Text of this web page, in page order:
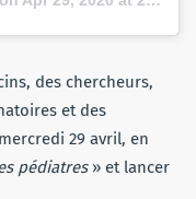
des chercheurs,
et des
29 avril, en
pédiatres» et lancer